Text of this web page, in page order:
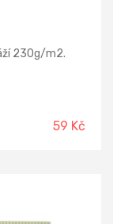
230g/m2.
59 Kč